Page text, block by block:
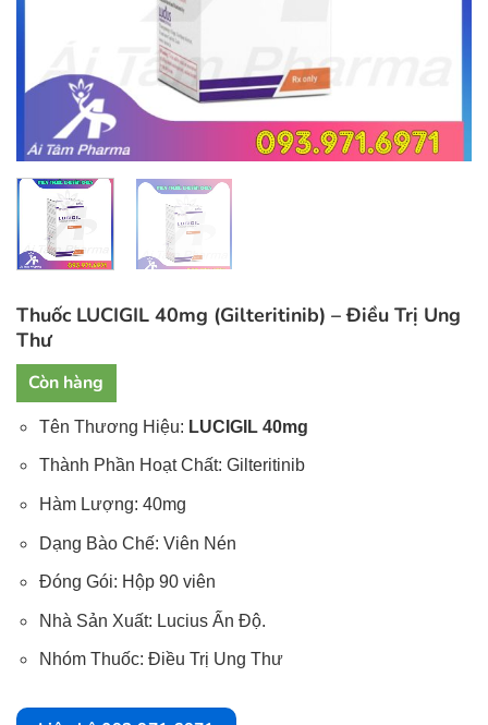
Thuốc LUCIGIL 40mg (Gilteritinib) – Điều Trị Ung
Thư
Còn hàng
Tên Thương Hiệu: LUCIGIL 40mg
Thành Phần Hoạt Chất: Gilteritinib
Hàm Lượng: 40mg
Dạng Bào Chế: Viên Nén
Đóng Gói: Hộp 90 viên
Nhà Sản Xuất: Lucius Ấn Độ.
Nhóm Thuốc: Điều Trị Ung Thư